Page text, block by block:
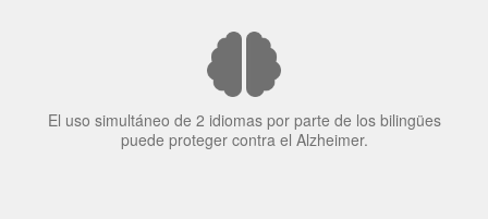
El 70% de los reclutadores de trabajo van a Bilingüismo
como una calidad extremadamente impresionante en los
candidatos laborales.